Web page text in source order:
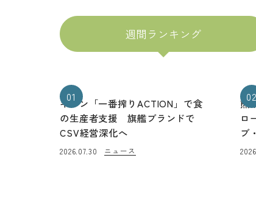
週間ランキング
01
キリン「一番搾りACTION」で食
の生産者支援 旗艦ブランドで
CSV経営深化へ
2026.07.30 ニュース
02
熊
ロ
ブ